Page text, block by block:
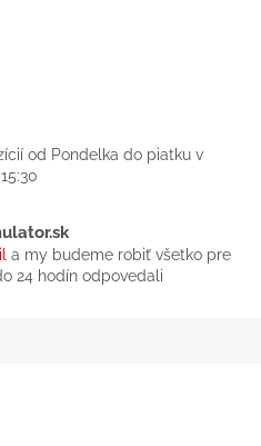
od Pondelka do piatku v
a my budeme robiť všetko pre
24 hodín odpovedali